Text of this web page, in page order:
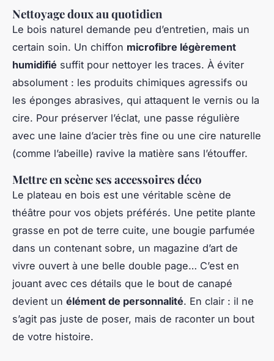
Nettoyage doux au quotidien
Le bois naturel demande peu d’entretien, mais un
certain soin. Un chiffon microfibre légèrement
humidifié suffit pour nettoyer les traces. À éviter
absolument : les produits chimiques agressifs ou
les éponges abrasives, qui attaquent le vernis ou la
cire. Pour préserver l’éclat, une passe régulière
avec une laine d’acier très fine ou une cire naturelle
(comme l’abeille) ravive la matière sans l’étouffer.
Mettre en scène ses accessoires déco
Le plateau en bois est une véritable scène de
théâtre pour vos objets préférés. Une petite plante
grasse en pot de terre cuite, une bougie parfumée
dans un contenant sobre, un magazine d’art de
vivre ouvert à une belle double page… C’est en
jouant avec ces détails que le bout de canapé
devient un élément de personnalité. En clair : il ne
s’agit pas juste de poser, mais de raconter un bout
de votre histoire.